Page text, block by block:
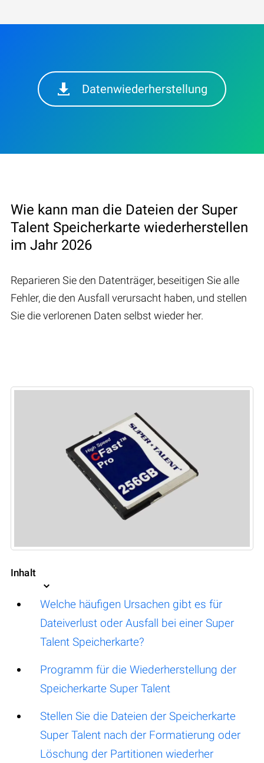
Datenwiederherstellung
Wie kann man die Dateien der Super
Talent Speicherkarte wiederherstellen
im Jahr 2026
Reparieren Sie den Datenträger, beseitigen Sie alle
Fehler, die den Ausfall verursacht haben, und stellen
Sie die verlorenen Daten selbst wieder her.
Inhalt
Welche häufigen Ursachen gibt es für
Dateiverlust oder Ausfall bei einer Super
Talent Speicherkarte?
Programm für die Wiederherstellung der
Speicherkarte Super Talent
Stellen Sie die Dateien der Speicherkarte
Super Talent nach der Formatierung oder
Löschung der Partitionen wiederher